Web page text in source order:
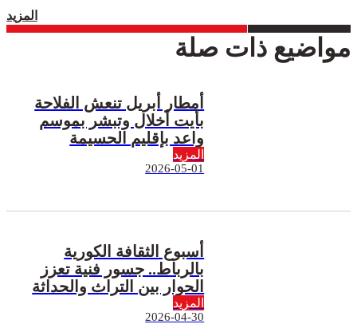
المزيد
مواضيع ذات صلة
أمطار أبريل تنعش الفلاحة
بأيت أخلال وتبشر بموسم
واعد بإقليم الحسيمة
المزيد
2026-05-01
أسبوع الثقافة الكورية
بالرباط.. جسور فنية تعزز
الحوار بين التراث والحداثة
المزيد
2026-04-30